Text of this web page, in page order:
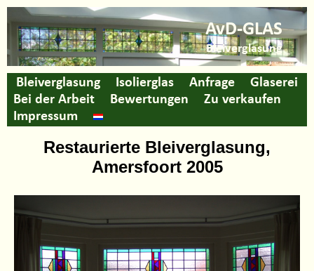
AvD-GLAS
Bleiverglasung
Bleiverglasung Isolierglas Anfrage
Glaserei
Bei der Arbeit
Bewertungen
Zu verkaufen
Impressum
Restaurierte Bleiverglasung,
Amersfoort 2005